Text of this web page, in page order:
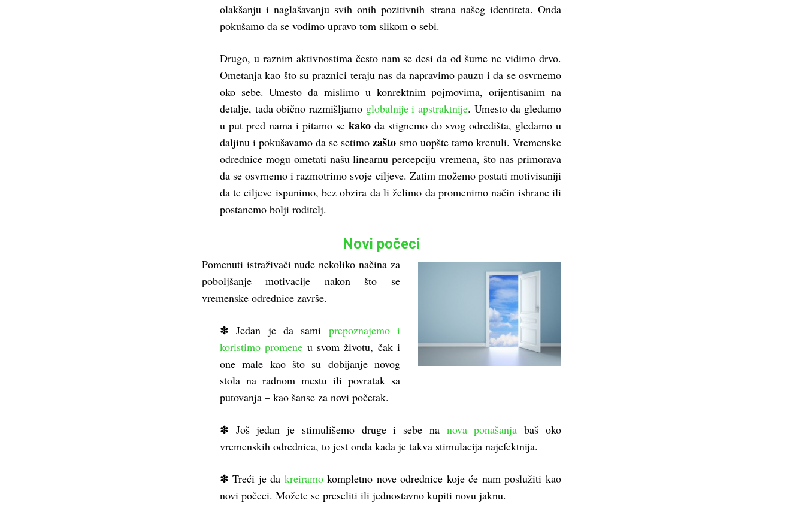
olakšanju i naglašavanju svih onih pozitivnih strana našeg identiteta. Onda
pokušamo da se vodimo upravo tom slikom o sebi.
Drugo, u raznim aktivnostima često nam se desi da od šume ne vidimo drvo.
Ometanja kao što su praznici teraju nas da napravimo pauzu i da se osvrnemo
oko sebe. Umesto da mislimo u konrektnim pojmovima, orijentisanim na
detalje, tada obično razmišljamo globalnije i apstraktnije. Umesto da gledamo
u put pred nama i pitamo se kakoda stignemo do svog odredišta, gledamo u
daljinu i pokušavamo da se setimozašto smo uopšte tamo krenuli. Vremenske
odrednice mogu ometati našu linearnu percepciju vremena, što nas primorava
da se osvrnemo i razmotrimo svoje ciljeve. Zatim možemo postati motivisaniji
da te ciljeve ispunimo, bez obzira da li želimo da promenimo način ishrane ili
postanemo bolji roditelj.
Novi počeci
Pomenuti istraživači nude nekoliko načina za
poboljšanje motivacije nakon što se
vremenske odrednice završe.
✽ Jedan je da sami prepoznajemo i
koristimo promene u svom životu, čak i
one male kao što su dobijanje novog
stola na radnom mestu ili povratak sa
putovanja – kao šanse za novi početak.
✽ Još jedan je stimulišemo druge i sebe na nova ponašanja baš oko
vremenskih odrednica, to jest onda kada je takva stimulacija najefektnija.
✽ Treći je da kreiramokompletno nove odrednice koje će nam poslužiti kao
novi počeci. Možete se preseliti ili jednostavno kupiti novu jaknu.